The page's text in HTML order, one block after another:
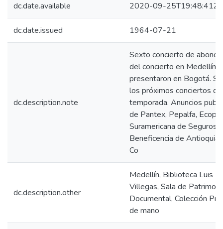
dc.date.available 2020-09-25T19:48:41Z
dc.date.issued 1964-07-21
dc.description.note
Sexto concierto de abono
del concierto en Medellín,
presentaron en Bogotá. Se
los próximos conciertos
temporada. Anuncios
de Pantex, Pepalfa,
Suramericana de Seguros,
Beneficencia de Antioquia,
Co
dc.description.other
Medellín, Biblioteca Luis
Villegas, Sala de
Documental, Colección
de mano